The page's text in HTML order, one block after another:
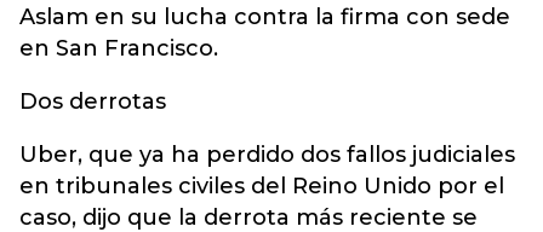
Aslam en su lucha contra la firma con sede
en San Francisco.
Dos derrotas
Uber, que ya ha perdido dos fallos judiciales
en tribunales civiles del Reino Unido por el
caso, dijo que la derrota más reciente se